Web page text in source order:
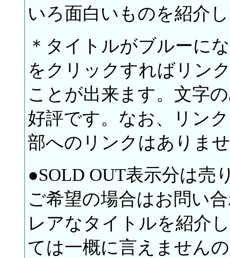
いろ面白いものを紹介
＊タイトルがブルーに
をクリックすればリン
ことが出来ます。文字
好評です。なお、リン
部へのリンクはありま
●SOLD OUT表示分は売
ご希望の場合はお問い
レアなタイトルを紹介
ては一概に言えません